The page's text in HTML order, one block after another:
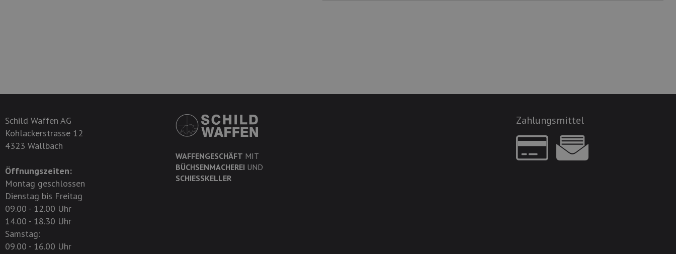
Schild Waffen AG
Kohlackerstrasse 12
4323 Wallbach
Öffnungszeiten:
Montag geschlossen
Dienstag bis Freitag
09.00 - 12.00 Uhr
14.00 - 18.30 Uhr
Samstag:
09.00 - 16.00 Uhr
WAFFENGESCHÄFT MIT
BÜCHSENMACHEREI UND
SCHIESSKELLER
Zahlungsmittel